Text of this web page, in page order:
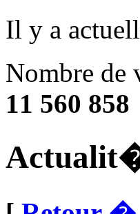
Il y a
Nombre de
11 560 858
Actualit�